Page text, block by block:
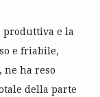
produttiva e la
e friabile,
ne ha reso
della parte